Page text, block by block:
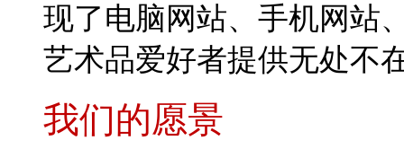
现了电脑网站、手机网站
艺术品爱好者提供无处不
我们的愿景